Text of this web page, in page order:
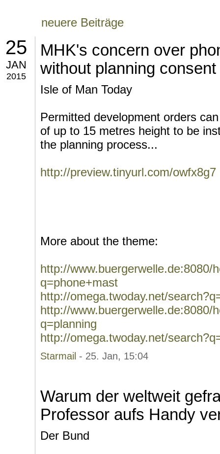
neuere Beiträge
25
JAN
2015
MHK's concern over
without planning consent
Isle of Man Today
Permitted development orders
of up to 15 metres height to be
the planning process...
http://preview.tinyurl.com/owfx8g7
More about the theme:
http://www.buergerwelle.de:8080/
q=phone+mast
http://omega.twoday.net/
http://www.buergerwelle.de:8080/
q=planning
http://omega.twoday.net/
Starmail - 25. Jan, 15:04
Warum der weltweit
Professor aufs Handy
Der Bund